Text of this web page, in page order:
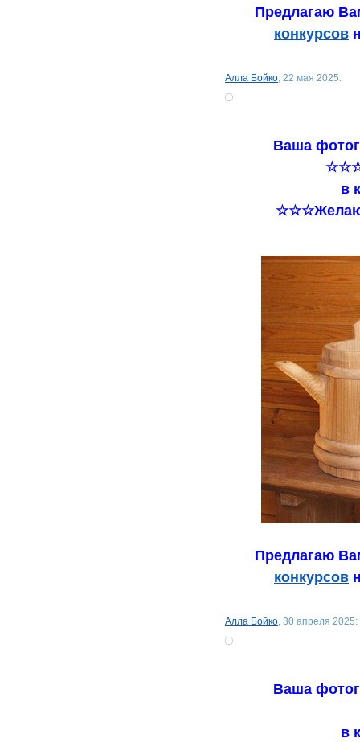
Предлагаю
конкурсов
Алла Бойко, 22 мая 2025:
Ваша
в
☆☆☆Желаю
Предлагаю
конкурсов
Алла Бойко, 30 апреля 2025:
Ваша
в